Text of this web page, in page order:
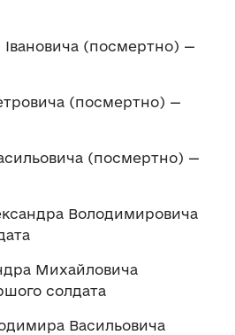
(посмертно) —
(посмертно) —
(посмертно) —
Володимировича
Михайловича
солдата
Васильовича